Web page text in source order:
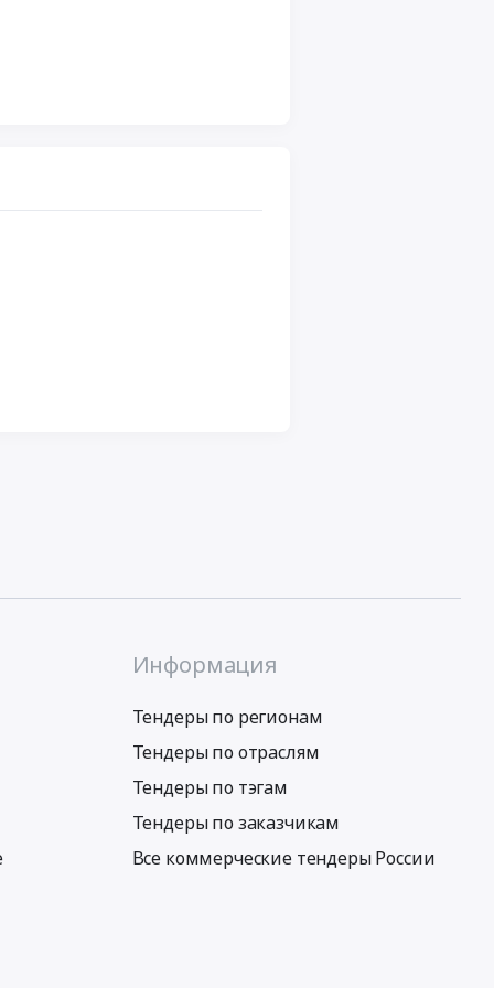
Информация
Тендеры по регионам
Тендеры по отраслям
Тендеры по тэгам
Тендеры по заказчикам
Все коммерческие тендеры России